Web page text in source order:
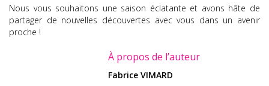
Nous vous souhaitons une saison éclatante et avons hâte de
partager de nouvelles découvertes avec vous dans un avenir
proche !
À propos de l’auteur
Fabrice VIMARD